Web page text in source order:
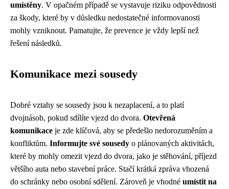
umístěny. V opačném případě se vystavuje riziku odpovědnosti
za škody, které by v důsledku nedostatečné informovanosti
mohly vzniknout. Pamatujte, že prevence je vždy lepší než
řešení následků.
Komunikace mezi sousedy
Dobré vztahy se sousedy jsou k nezaplacení, a to platí
dvojnásob, pokud sdílíte vjezd do dvora. Otevřená
komunikace je zde klíčová, aby se předešlo nedorozuměním a
konfliktům. Informujte své sousedy o plánovaných aktivitách,
které by mohly omezit vjezd do dvora, jako je stěhování, příjezd
většího auta nebo stavební práce. Stačí krátká zpráva vhozená
do schránky nebo osobní sdělení. Zároveň je vhodné umístit na